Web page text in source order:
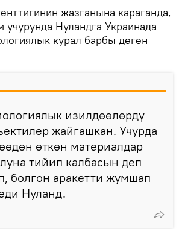
жазганына караганда,
учурунда Нуландга Украинада
курал барбы деген
изилдөөлөрдү
жайгашкан. Учурда
өткөн материалдар
тийип калбасын деп
болгон аракетти жумшап
Нуланд.